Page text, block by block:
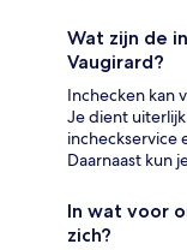
Wat zijn de
Vaugirard?
Inchecken kan
Je dient
incheckservice
Daarnaast kun
In wat voor
zich?